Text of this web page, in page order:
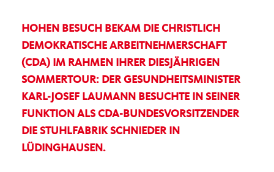
HOHEN BESUCH BEKAM DIE CHRISTLICH
DEMOKRATISCHE ARBEITNEHMERSCHAFT
(CDA) IM RAHMEN IHRER DIESJÄHRIGEN
SOMMERTOUR: DER GESUNDHEITSMINISTER
KARL-JOSEF LAUMANN BESUCHTE IN SEINER
FUNKTION ALS CDA-BUNDESVORSITZENDER
DIE STUHLFABRIK SCHNIEDER IN
LÜDINGHAUSEN.